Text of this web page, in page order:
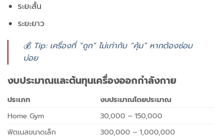
ระยะสั้น
ระยะยาว
💰 Tip: เครื่องที่ “ถูก” ไม่เท่ากับ “คุ้ม” หากต้องซ่อม
บ่อย
งบประมาณและต้นทุนเครื่องออกกำลังกาย
ประเภท
งบประมาณโดยประมาณ
Home Gym
30,000 – 150,000
ฟิตเนสขนาดเล็ก
300,000 – 1,000,000